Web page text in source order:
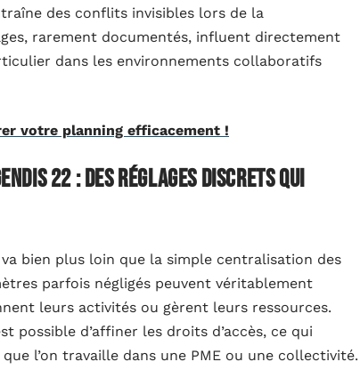
des conflits invisibles lors de la
rarement documentés, influent directement
dans les environnements collaboratifs
votre planning efficacement !
22 : des réglages discrets qui
bien plus loin que la simple centralisation des
parfois négligés peuvent véritablement
leurs activités ou gèrent leurs ressources.
possible d’affiner les droits d’accès, ce qui
l’on travaille dans une PME ou une collectivité.